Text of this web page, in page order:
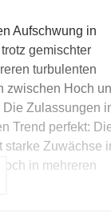
Aufschwung in
gemischter
turbulenten
zwischen Hoch
Die Zulassungen
Trend perfekt:
starke Zuwächse
in mehreren